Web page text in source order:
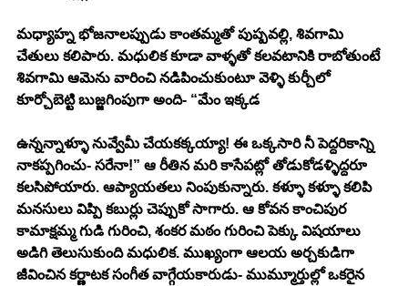
మధ్యాహ్న భోజనాలప్పుడు కాంతమ్మతో పుష్పవల్లి, శివగామి
చేతులు కలిపారు. మధులిక కూడా వాళ్ళతో కలవటానికి రాబోతుంటే
శివగామి ఆమెను వారించి నడిపించుకుంటూ వెళ్ళి కుర్చీలో
కూర్చోబెట్టి బుజ్జగింపుగా అంది- “మేం ఇక్కడ
ఉన్నన్నాళ్ళూ నువ్వేమీ చేయకక్కయ్యా! ఈ ఒక్కసారి నీ పెద్దరికాన్ని
నాకప్పగించు- సరేనా!” ఆ రీతిన మరి కాసేపట్లో తోడుకోడళ్ళిద్దరూ
కలసిపోయారు. ఆప్యాయతలు నింపుకున్నారు. కళ్ళూ కళ్ళూ కలిపి
మనసులు విప్పి కబుర్లు చెప్పుకో సాగారు. ఆ కోవన కాంచిపుర
కామాక్షమ్మ గుడి గురించి, శంకర మఠం గురించి పెక్కు విషయాలు
అడిగి తెలుసుకుంది మధులిక. ముఖ్యంగా ఆలయ అర్చకుడిగా
జీవించిన కర్ణాటక సంగీత వాగ్గేయకారుడు- ముమ్మూర్తుల్లో ఒకరైన